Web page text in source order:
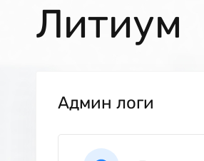
Литиум
Админ логи